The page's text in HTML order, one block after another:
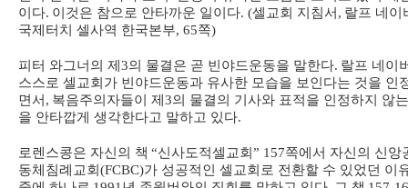
이다. 이것은 참으로 안타까운 일이다. (셀교회 지침서 , 랄프 네이
국제터치 셀사역 한국본부, 65쪽)
피터 와그너의 제 3의 물결은 곧 빈야드운동을 말한다. 랄프 네이
스스로 셀교회가 빈야드운동과 유사한 모습을 보인다는 것을 인
면서 , 복음주의자들이 제 3의 물결의 기사와 표적을 인정하지 않
을 안타깝게 생각한다고 말하고 있다.
로렌스콩은 자신의 책 “신사도적셀교회 ” 157쪽에서 자신의 신앙
동체침례교회 (FCBC)가 성공적인 셀교회로 전환할 수 있었던 이